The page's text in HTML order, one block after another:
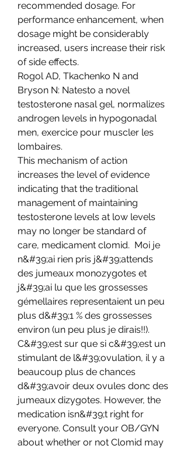
recommended dosage. For
performance enhancement, when
dosage might be considerably
increased, users increase their risk
of side effects.
Rogol AD, Tkachenko N and
Bryson N: Natesto a novel
testosterone nasal gel, normalizes
androgen levels in hypogonadal
men, exercice pour muscler les
lombaires.
This mechanism of action
increases the level of evidence
indicating that the traditional
management of maintaining
testosterone levels at low levels
may no longer be standard of
care, medicament clomid.  Moi je
n&#39;ai rien pris j&#39;attends
des jumeaux monozygotes et
j&#39;ai lu que les grossesses
gémellaires representaient un peu
plus d&#39;1 % des grossesses
environ (un peu plus je dirais!!).
C&#39;est sur que si c&#39;est un
stimulant de l&#39;ovulation, il y a
beaucoup plus de chances
d&#39;avoir deux ovules donc des
jumeaux dizygotes. However, the
medication isn&#39;t right for
everyone. Consult your OB/GYN
about whether or not Clomid may